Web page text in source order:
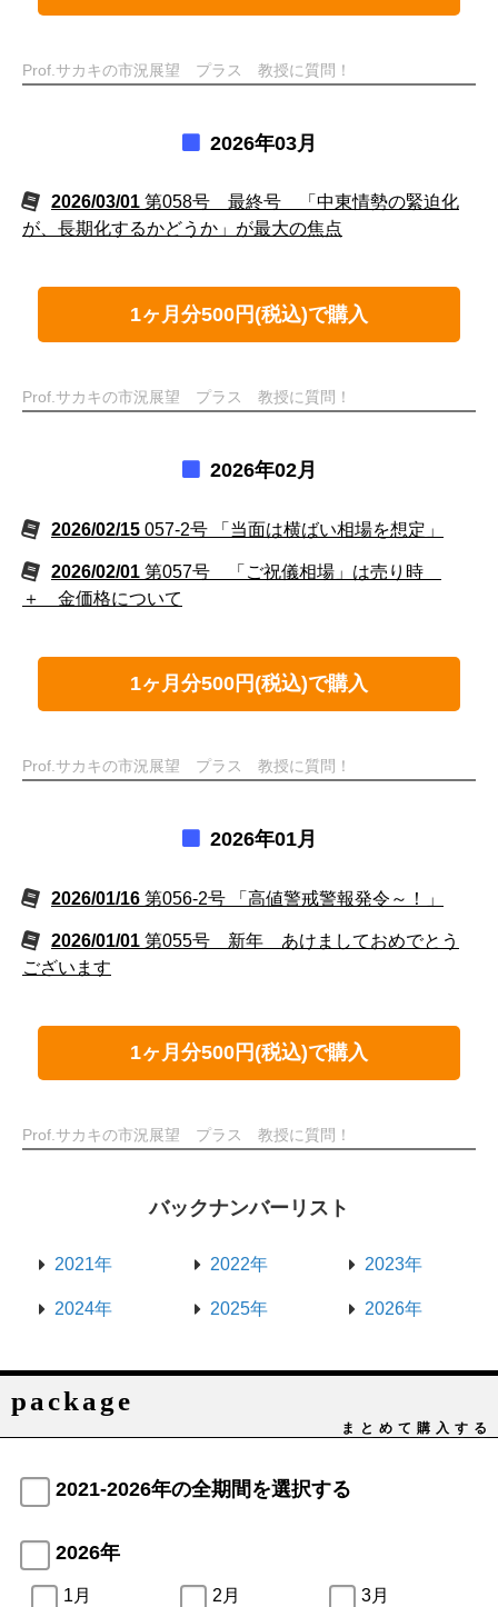
Prof.サカキの市況展望 プラス 教授に質問！
2026年03月
2026/03/01 第058号 最終号 「中東情勢の緊迫化
が、長期化するかどうか」が最大の焦点
1ヶ月分500円(税込)で購入
Prof.サカキの市況展望 プラス 教授に質問！
2026年02月
2026/02/15 057-2号 「当面は横ばい相場を想定」
2026/02/01 第057号 「ご祝儀相場」は売り時
＋ 金価格について
1ヶ月分500円(税込)で購入
Prof.サカキの市況展望 プラス 教授に質問！
2026年01月
2026/01/16 第056-2号 「高値警戒警報発令～！」
2026/01/01 第055号 新年 あけましておめでとう
ございます
1ヶ月分500円(税込)で購入
Prof.サカキの市況展望 プラス 教授に質問！
バックナンバーリスト
2021年 2022年 2023年
2024年 2025年 2026年
package
まとめて購入する
2021-2026年の全期間を選択する
2026年
1月 2月 3月